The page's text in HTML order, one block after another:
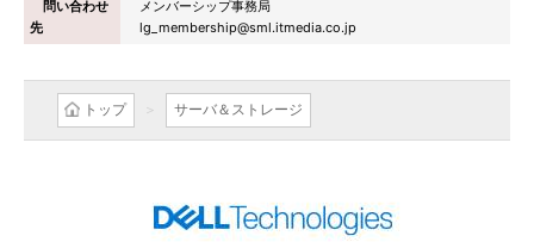
問い合わせ
先
メンバーシップ事務局
lg_membership@sml.itmedia.co.jp
トップ サーバ＆ストレージ